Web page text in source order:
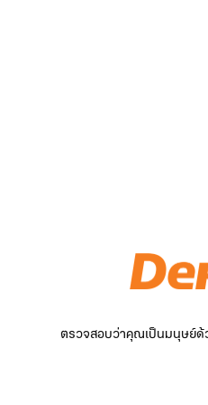
ตรวจสอบว่าคุณเป็นมนุษย์ด้